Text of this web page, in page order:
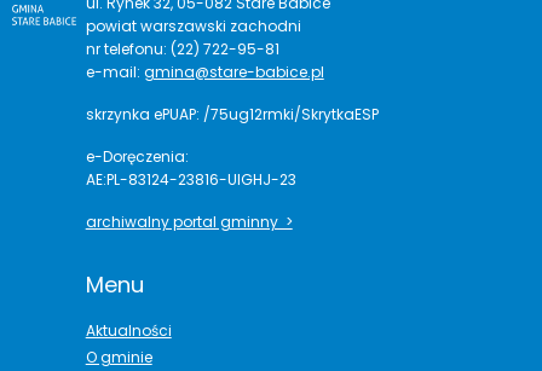
powiat warszawski zachodni
nr telefonu: (22) 722-95-81
e-mail: gmina@stare-babice.pl
skrzynka ePUAP: /75ug12rmki/SkrytkaESP
e-Doręczenia:
AE:PL-83124-23816-UIGHJ-23
archiwalny portal gminny >
Menu
Aktualności
O gminie